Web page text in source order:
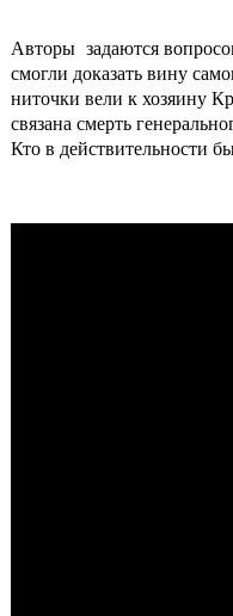
Авторы задаются
смогли доказать вину
ниточки вели к хозяину
связана смерть
Кто в действительности